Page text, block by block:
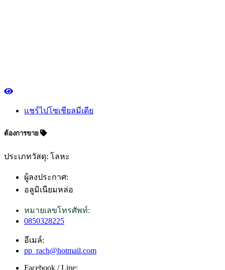
แชร์ไปโซเชียลมีเดีย
ต้องการขาย
ประเภทวัสดุ: โลหะ
ผู้ลงประกาศ:
อลูมิเนียมหล่อ
หมายเลขโทรศัพท์:
0850328225
อีเมล์:
pp_rach@hotmail.com
Facebook / Line: